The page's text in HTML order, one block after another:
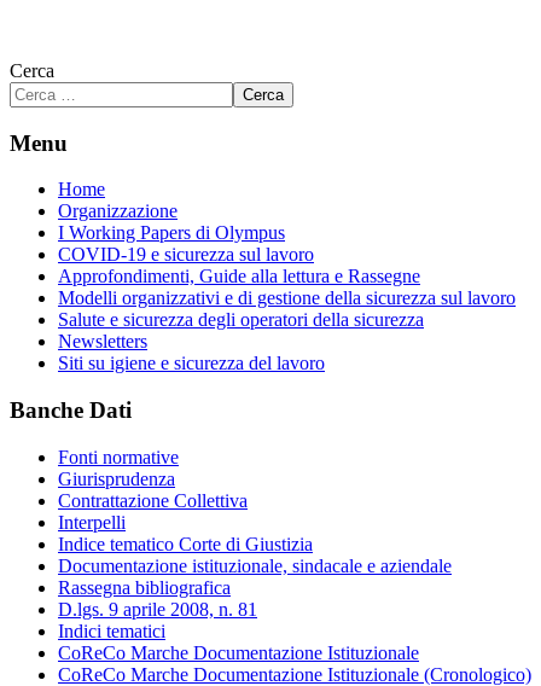
Cerca
Cerca
Menu
Home
Organizzazione
I Working Papers di Olympus
COVID-19 e sicurezza sul lavoro
Approfondimenti, Guide alla lettura e Rassegne
Modelli organizzativi e di gestione della sicurezza sul lavoro
Salute e sicurezza degli operatori della sicurezza
Newsletters
Siti su igiene e sicurezza del lavoro
Banche Dati
Fonti normative
Giurisprudenza
Contrattazione Collettiva
Interpelli
Indice tematico Corte di Giustizia
Documentazione istituzionale, sindacale e aziendale
Rassegna bibliografica
D.lgs. 9 aprile 2008, n. 81
Indici tematici
CoReCo Marche Documentazione Istituzionale
CoReCo Marche Documentazione Istituzionale (Cronologico)